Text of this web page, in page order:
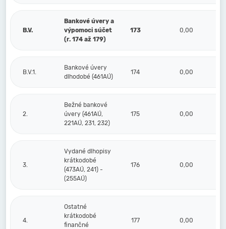
B.V.
Bankové úvery a
výpomoci súčet
(r. 174 až 179)
173 0,00
B.V.1.
Bankové úvery
dlhodobé (461AÚ)
174 0,00
2.
Bežné bankové
úvery (461AÚ,
221AÚ, 231, 232)
175 0,00
3.
Vydané dlhopisy
krátkodobé
(473AÚ, 241) -
(255AÚ)
176 0,00
4.
Ostatné
krátkodobé
finančné
177 0,00